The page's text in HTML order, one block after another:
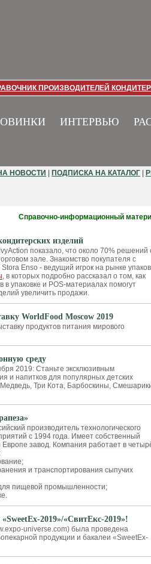
ПРОИЗВОДИТЕЛЕЙ
ИНТЕРВЬЮ
НОВОСТИ ПОДПИСКА НА КАТАЛОГ
Справочно-информационный
изделий
показало, что около 70% решений
зале. Знакомство покупателя с
Enso - ведущий игрок на рынке
, в которых подробно рассказал о том, как
упаковке и POS-материалах помогут
увеличить продажи.
WorldFood Moscow 2019
продуктов питания мирового
среду
2019: Станьте эксклюзивным
и напитков для популярных детских
Три Кота, Барбоскины,
производитель технологического
с 1994 года. Имеет собственный
завод. Компания работает в
и транспортирования сыпучих
пищевой промышленности;
2019»/«СвитЕкс-2019»!
universe.com) была проведена
продукции и бакалеи «SweetEx-